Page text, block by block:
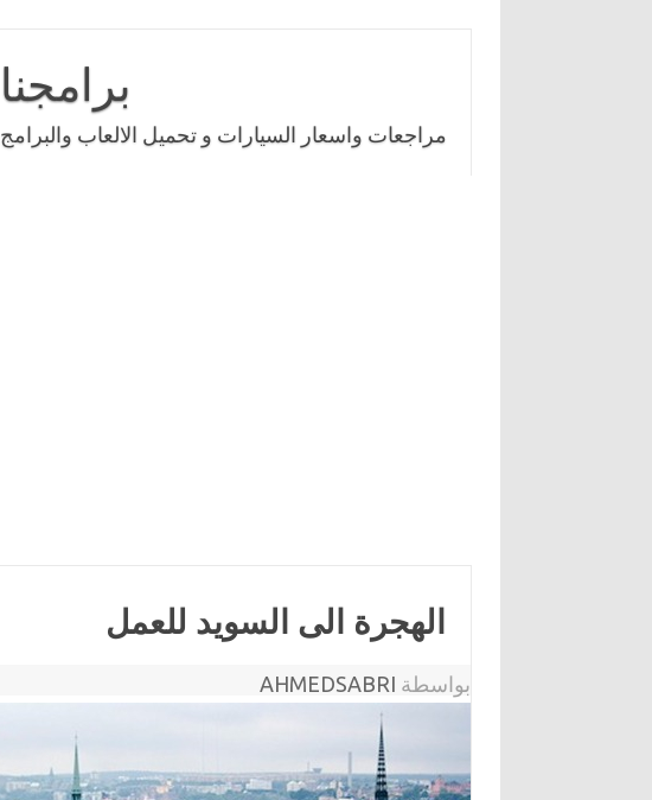
برامجنا
مراجعات واسعار السيارات و تحميل الالعاب والبرامج
الهجرة الى السويد للعمل
بواسطة AHMEDSABRI